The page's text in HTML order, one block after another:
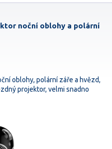
noční oblohy a polární
oblohy, polární záře a hvězd,
projektor, velmi snadno